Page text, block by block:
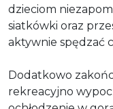
dzieciom
siatkówki oraz
aktywnie spędzać
Dodatkowo
rekreacyjno